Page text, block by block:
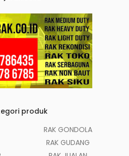
produk
RAK GONDOLA
RAK GUDANG